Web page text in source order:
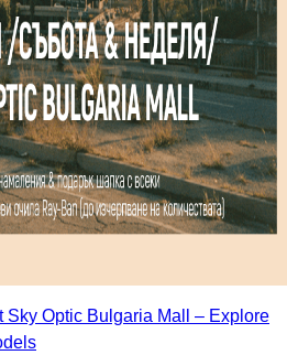
Sky Optic Bulgaria Mall – Explore